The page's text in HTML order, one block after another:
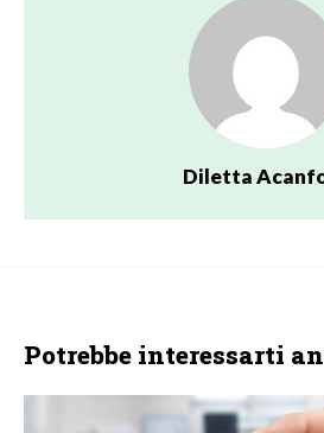
Diletta
Potrebbe interessarti